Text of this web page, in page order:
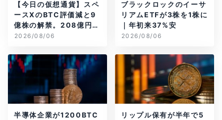
【今日の仮想通貨】スペ
ースXのBTC評価減と9
億株の解禁。208億円相
当のBTCが盗難
2026/08/06
ブラックロックのイーサ
リアムETFが3株を1株に
｜年初来37%安
2026/08/06
半導体企業が1200BTC
リップル保有が半年で5